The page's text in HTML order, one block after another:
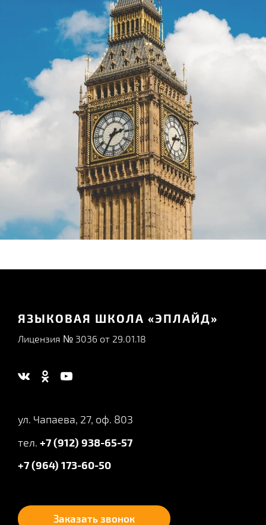
ЯЗЫКОВАЯ ШКОЛА «ЭПЛАЙД»
Лицензия № 3036 от 29.01.18
ул. Чапаева, 27, оф. 803
тел. +7 (912) 938-65-57
+7 (964) 173-60-50
Заказать звонок